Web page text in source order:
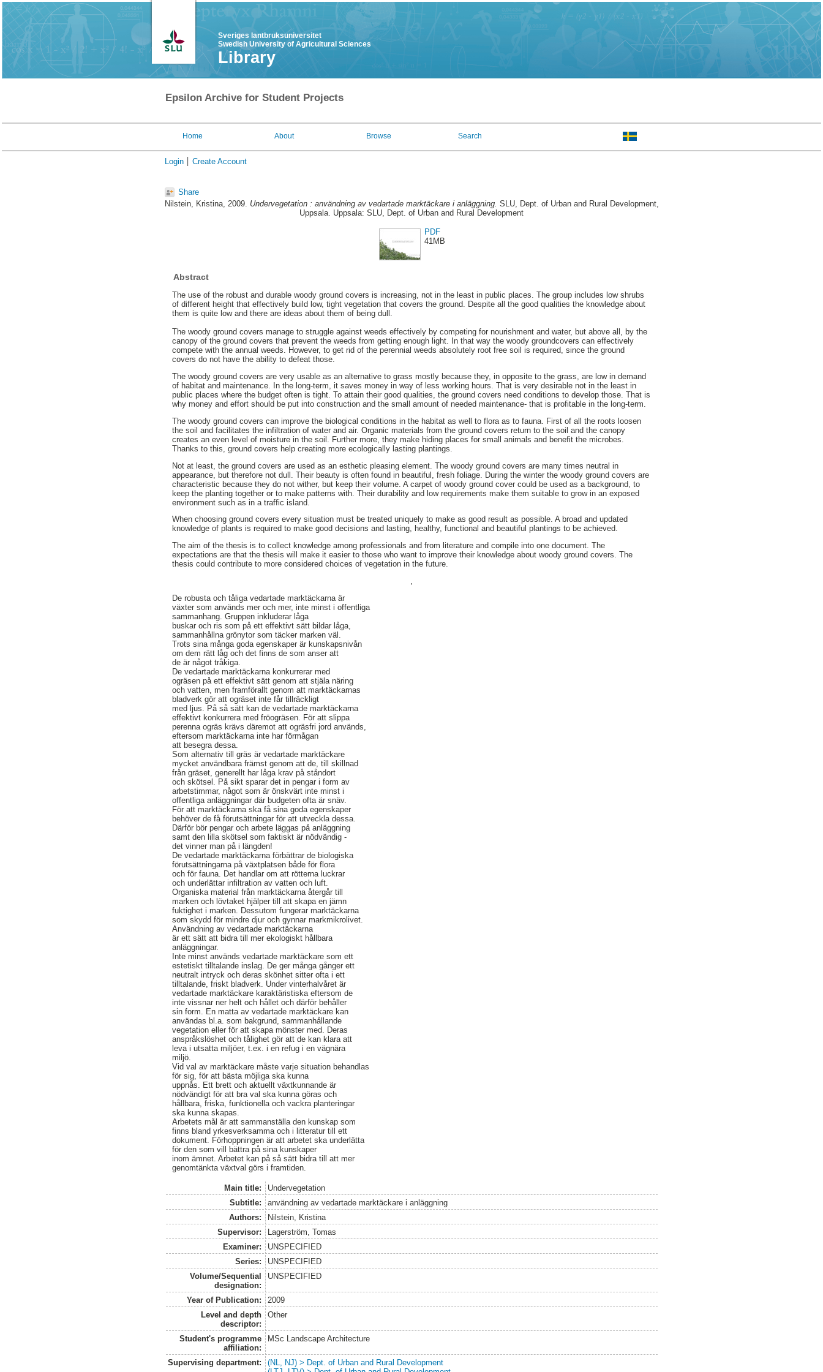
Sveriges lantbruksuniversitet
Swedish University of Agricultural Sciences
Library
Epsilon Archive for Student Projects
Home About Browse Search
Login Create Account
Share
Nilstein, Kristina, 2009. Undervegetation : användning av vedartade marktäckare i anläggning. SLU, Dept. of Urban and Rural Development,
Uppsala. Uppsala: SLU, Dept. of Urban and Rural Development
PDF
41MB
Abstract
The use of the robust and durable woody ground covers is increasing, not in the least in public places. The group includes low shrubs
of different height that effectively build low, tight vegetation that covers the ground. Despite all the good qualities the knowledge about
them is quite low and there are ideas about them of being dull.
The woody ground covers manage to struggle against weeds effectively by competing for nourishment and water, but above all, by the
canopy of the ground covers that prevent the weeds from getting enough light. In that way the woody groundcovers can effectively
compete with the annual weeds. However, to get rid of the perennial weeds absolutely root free soil is required, since the ground
covers do not have the ability to defeat those.
The woody ground covers are very usable as an alternative to grass mostly because they, in opposite to the grass, are low in demand
of habitat and maintenance. In the long-term, it saves money in way of less working hours. That is very desirable not in the least in
public places where the budget often is tight. To attain their good qualities, the ground covers need conditions to develop those. That is
why money and effort should be put into construction and the small amount of needed maintenance- that is profitable in the long-term.
The woody ground covers can improve the biological conditions in the habitat as well to flora as to fauna. First of all the roots loosen
the soil and facilitates the infiltration of water and air. Organic materials from the ground covers return to the soil and the canopy
creates an even level of moisture in the soil. Further more, they make hiding places for small animals and benefit the microbes.
Thanks to this, ground covers help creating more ecologically lasting plantings.
Not at least, the ground covers are used as an esthetic pleasing element. The woody ground covers are many times neutral in
appearance, but therefore not dull. Their beauty is often found in beautiful, fresh foliage. During the winter the woody ground covers are
characteristic because they do not wither, but keep their volume. A carpet of woody ground cover could be used as a background, to
keep the planting together or to make patterns with. Their durability and low requirements make them suitable to grow in an exposed
environment such as in a traffic island.
When choosing ground covers every situation must be treated uniquely to make as good result as possible. A broad and updated
knowledge of plants is required to make good decisions and lasting, healthy, functional and beautiful plantings to be achieved.
The aim of the thesis is to collect knowledge among professionals and from literature and compile into one document. The
expectations are that the thesis will make it easier to those who want to improve their knowledge about woody ground covers. The
thesis could contribute to more considered choices of vegetation in the future.
De robusta och tåliga vedartade marktäckarna är
växter som används mer och mer, inte minst i offentliga
sammanhang. Gruppen inkluderar låga
buskar och ris som på ett effektivt sätt bildar låga,
sammanhållna grönytor som täcker marken väl.
Trots sina många goda egenskaper är kunskapsnivån
om dem rätt låg och det finns de som anser att
de är något tråkiga.
De vedartade marktäckarna konkurrerar med
ogräsen på ett effektivt sätt genom att stjäla näring
och vatten, men framförallt genom att marktäckarnas
bladverk gör att ogräset inte får tillräckligt
med ljus. På så sätt kan de vedartade marktäckarna
effektivt konkurrera med fröogräsen. För att slippa
perenna ogräs krävs däremot att ogräsfri jord används,
eftersom marktäckarna inte har förmågan
att besegra dessa.
Som alternativ till gräs är vedartade marktäckare
mycket användbara främst genom att de, till skillnad
från gräset, generellt har låga krav på ståndort
och skötsel. På sikt sparar det in pengar i form av
arbetstimmar, något som är önskvärt inte minst i
offentliga anläggningar där budgeten ofta är snäv.
För att marktäckarna ska få sina goda egenskaper
behöver de få förutsättningar för att utveckla dessa.
Därför bör pengar och arbete läggas på anläggning
samt den lilla skötsel som faktiskt är nödvändig -
det vinner man på i längden!
De vedartade marktäckarna förbättrar de biologiska
förutsättningarna på växtplatsen både för flora
och för fauna. Det handlar om att rötterna luckrar
och underlättar infiltration av vatten och luft.
Organiska material från marktäckarna återgår till
marken och lövtaket hjälper till att skapa en jämn
fuktighet i marken. Dessutom fungerar marktäckarna
som skydd för mindre djur och gynnar markmikrolivet.
Användning av vedartade marktäckarna
är ett sätt att bidra till mer ekologiskt hållbara
anläggningar.
Inte minst används vedartade marktäckare som ett
estetiskt tilltalande inslag. De ger många gånger ett
neutralt intryck och deras skönhet sitter ofta i ett
tilltalande, friskt bladverk. Under vinterhalvåret är
vedartade marktäckare karaktäristiska eftersom de
inte vissnar ner helt och hållet och därför behåller
sin form. En matta av vedartade marktäckare kan
användas bl.a. som bakgrund, sammanhållande
vegetation eller för att skapa mönster med. Deras
anspråkslöshet och tålighet gör att de kan klara att
leva i utsatta miljöer, t.ex. i en refug i en vägnära
miljö.
Vid val av marktäckare måste varje situation behandlas
för sig, för att bästa möjliga ska kunna
uppnås. Ett brett och aktuellt växtkunnande är
nödvändigt för att bra val ska kunna göras och
hållbara, friska, funktionella och vackra planteringar
ska kunna skapas.
Arbetets mål är att sammanställa den kunskap som
finns bland yrkesverksamma och i litteratur till ett
dokument. Förhoppningen är att arbetet ska underlätta
för den som vill bättra på sina kunskaper
inom ämnet. Arbetet kan på så sätt bidra till att mer
genomtänkta växtval görs i framtiden.
Main title:
Undervegetation
Subtitle:
användning av vedartade marktäckare i anläggning
Authors:
Nilstein, Kristina
Supervisor:
Lagerström, Tomas
Examiner:
UNSPECIFIED
Series:
UNSPECIFIED
Volume/Sequential
designation:
UNSPECIFIED
Year of Publication:
2009
Level and depth
descriptor:
Other
Student's programme
affiliation:
MSc Landscape Architecture
Supervising department:
(NL, NJ) > Dept. of Urban and Rural Development